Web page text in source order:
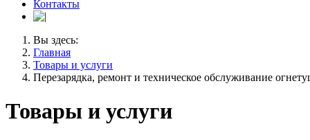
Контакты
Вы здесь:
Главная
Товары и услуги
Перезарядка, ремонт и техническое обслуживание
Товары и услуги